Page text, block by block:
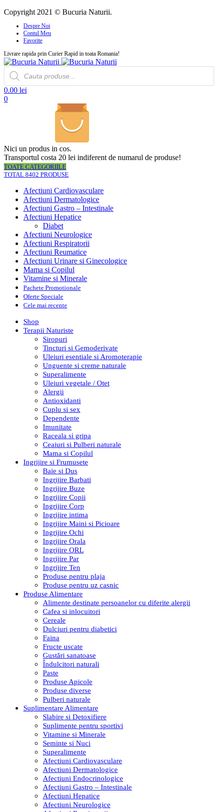
Copyright 2021 © Bucuria Naturii.
Despre Noi
Contul Meu
Favorite
Livrare rapida prin Curier Rapid in toata Romania!
Products
search
0.00 lei
0
Nici un produs in cos.
Transportul costa 20 lei indiferent de numarul de produse!
TOATE CATEGORIILE
TOTAL 8402 PRODUSE
Afectiuni Cardiovasculare
Afectiuni Dermatologice
Afectiuni Gastro – Intestinale
Afectiuni Hepatice
Diabet
Afectiuni Neurologice
Afectiuni Respiratorii
Afectiuni Reumatice
Afectiuni Urinare si Ginecologice
Mama si Copilul
Vitamine si Minerale
Pachete Promotionale
Oferte Speciale
Cele mai recente
Shop
Terapii Naturiste
Siropuri
Tincturi si Gemoderivate
Uleiuri esentiale si Aromoterapie
Unguente si creme naturale
Superalimente
Uleiuri vegetale / Otet
Alergii
Antioxidanti
Cuplu si sex
Dependente
Imunitate
Raceala si gripa
Ceaiuri si Pulberi naturale
Mama si Copilul
Ingrijire si Frumusete
Baie si Dus
Ingrijire Barbati
Ingrijire Buze
Ingrijire Copii
Ingrijire Corp
Ingrijire intima
Ingrijire Maini si Picioare
Ingrijire Ochi
Ingrijire Orala
Ingrijire ORL
Ingrijire Par
Ingrijire Ten
Produse pentru plaja
Produse pentru uz casnic
Produse Alimentare
Alimente destinate persoanelor cu diferite alergii
Cafea si inlocuitori
Cereale
Dulciuri pentru diabetici
Faina
Fructe uscate
Gustări sanatoase
Îndulcitori naturali
Paste
Produse Apicole
Produse diverse
Pulberi naturale
Suplimentare Alimentare
Slabire si Detoxifiere
Suplimente pentru sportivi
Vitamine si Minerale
Seminte si Nuci
Superalimente
Afectiuni Cardiovasculare
Afectiuni Dermatologice
Afectiuni Endocrinologice
Afectiuni Gastro – Intestinale
Afectiuni Hepatice
Afectiuni Neurologice